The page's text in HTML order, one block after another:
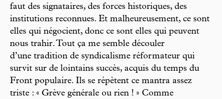
faut des signataires, des forces historiques, des
institutions reconnues. Et malheureusement, ce sont
elles qui négocient, donc ce sont elles qui peuvent
nous trahir. Tout ça me semble découler
d’une tradition de syndicalisme réformateur qui
survit sur de lointains succès, acquis du temps du
Front populaire. Ils se répètent ce mantra assez
triste : « Grève générale ou rien ! » Comme